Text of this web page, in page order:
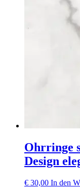
Ohrringe
Design
€ 30,00 In den